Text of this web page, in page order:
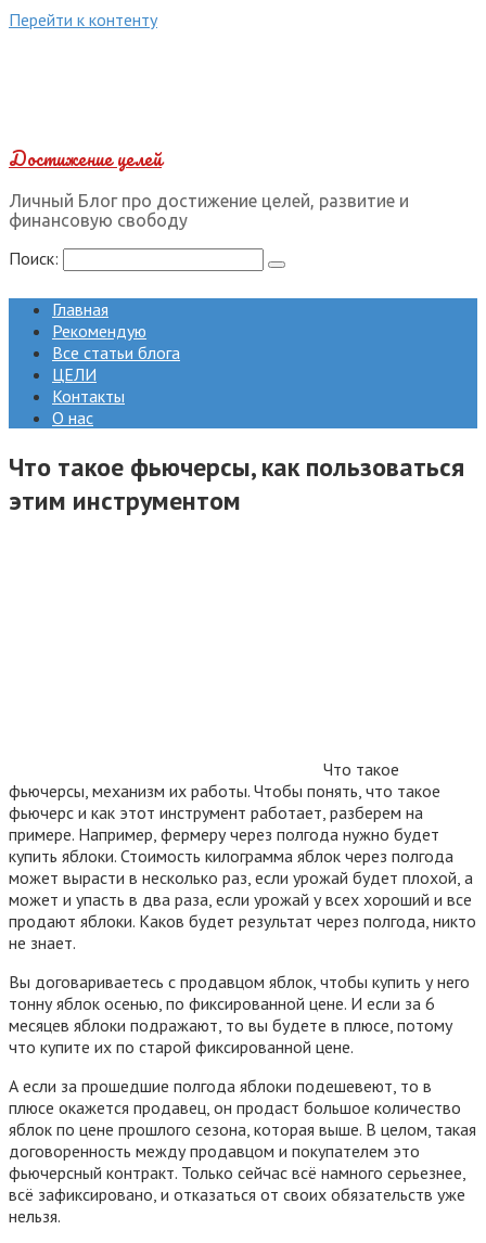
Перейти к контенту
Достижение целей
Личный Блог про достижение целей, развитие и
финансовую свободу
Поиск:
Главная
Рекомендую
Все статьи блога
ЦЕЛИ
Контакты
О нас
Что такое фьючерсы, как пользоваться
этим инструментом
Что такое
фьючерсы, механизм их работы. Чтобы понять, что такое
фьючерс и как этот инструмент работает, разберем на
примере. Например, фермеру через полгода нужно будет
купить яблоки. Стоимость килограмма яблок через полгода
может вырасти в несколько раз, если урожай будет плохой, а
может и упасть в два раза, если урожай у всех хороший и все
продают яблоки. Каков будет результат через полгода, никто
не знает.
Вы договариваетесь с продавцом яблок, чтобы купить у него
тонну яблок осенью, по фиксированной цене. И если за 6
месяцев яблоки подражают, то вы будете в плюсе, потому
что купите их по старой фиксированной цене.
А если за прошедшие полгода яблоки подешевеют, то в
плюсе окажется продавец, он продаст большое количество
яблок по цене прошлого сезона, которая выше. В целом, такая
договоренность между продавцом и покупателем это
фьючерсный контракт. Только сейчас всё намного серьезнее,
всё зафиксировано, и отказаться от своих обязательств уже
нельзя.